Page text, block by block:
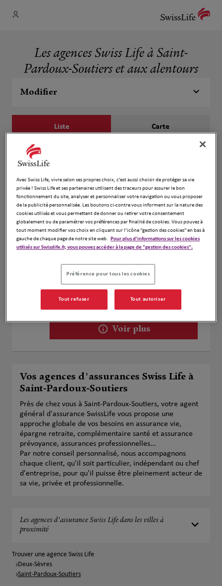
Les agences Swiss Life à Saint-
Pardoux-Soutiers et aux alentours
Modifier
Liste Carte
1
501 m 79310 ST PARDOUX
Ouvert 09:00 - 12:00 et 13:00 - 18:00
Numéro
Voir plus
Sébastien BAUDOUIN
79370 FRESSINES
Numéro
Voir plus
Vos agences d'assurances Swiss Life à
Saint-Pardoux-Soutiers
Près de chez vous à Saint-Pardoux-Soutiers, votre agent
général d'assurance SwissLife vous propose une
approche globale de vos besoins en assurance vie,
épargne retraite, complémentaire santé et assurance
prévoyance, assurances professionnelles...
Par notre conseil personnalisé, nous accompagnons
chaque client, qu'il soit particulier, indépendant ou chef
d'entreprise, pour qu'il puisse être pleinement acteur de
sa vie, privée et professionnelle.
Les agences d'assurance Swiss Life dans les villes à
proximité
Trouver une agence Swiss Life
Deux-Sèvres
Saint-Pardoux-Soutiers
Avec Swiss Life, vivre selon ses propres choix, c’est aussi choisir de protéger sa vie
privée ! Swiss Life et ses partenaires utilisent des traceurs pour assurer le bon
fonctionnement du site, analyser et personnaliser votre navigation ou vous proposer
de la publicité personnalisée. Les boutons ci-contre vous informent sur la nature des
cookies utilisés et vous permettent de donner ou retirer votre consentement
globalement ou de paramétrer vos préférences par finalité de cookies. Vous pouvez à
tout moment modifier vos choix en cliquant sur l’icône "gestion des cookies" en bas à
gauche de chaque page de notre site web. Pour plus d'informations sur les cookies
utilisés sur Swisslife.fr, vous pouvez accéder à la page de "gestion des cookies".
Préférence pour tous les cookies
Tout refuser Tout autoriser